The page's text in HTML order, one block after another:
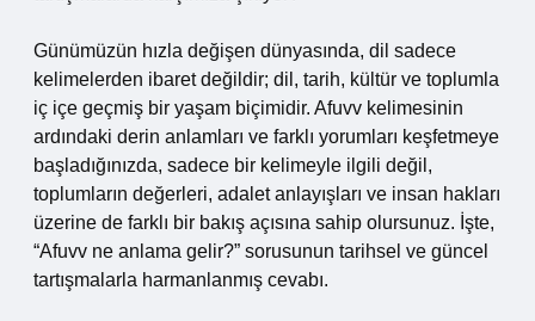
Günümüzün hızla değişen dünyasında, dil sadece
kelimelerden ibaret değildir; dil, tarih, kültür ve toplumla
iç içe geçmiş bir yaşam biçimidir. Afuvv kelimesinin
ardındaki derin anlamları ve farklı yorumları keşfetmeye
başladığınızda, sadece bir kelimeyle ilgili değil,
toplumların değerleri, adalet anlayışları ve insan hakları
üzerine de farklı bir bakış açısına sahip olursunuz. İşte,
“Afuvv ne anlama gelir?” sorusunun tarihsel ve güncel
tartışmalarla harmanlanmış cevabı.